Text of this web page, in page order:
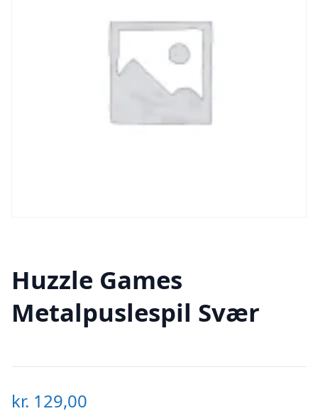
Huzzle Games
Metalpuslespil Svær
kr. 129,00